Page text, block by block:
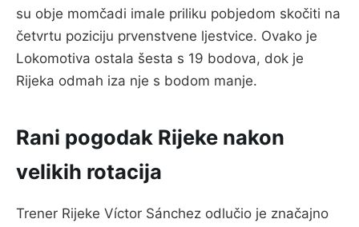
su obje momčadi imale priliku pobjedom skočiti na
četvrtu poziciju prvenstvene ljestvice. Ovako je
Lokomotiva ostala šesta s 19 bodova, dok je
Rijeka odmah iza nje s bodom manje.
Rani pogodak Rijeke nakon
velikih rotacija
Trener Rijeke Víctor Sánchez odlučio je značajno